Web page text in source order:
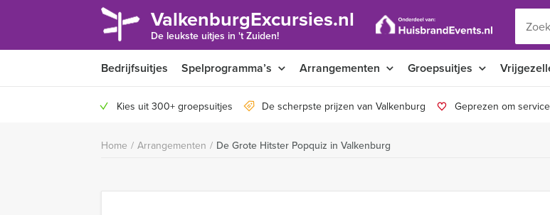
ValkenburgExcursies.nl
De leukste uitjes in 't Zuiden!
Bedrijfsuitjes Spelprogramma’s Arrangementen Groepsuitjes
Kies uit 300+ groepsuitjes De scherpste prijzen van Valkenburg Geprezen om
Home / Arrangementen / De Grote Hitster Popquiz in Valkenburg